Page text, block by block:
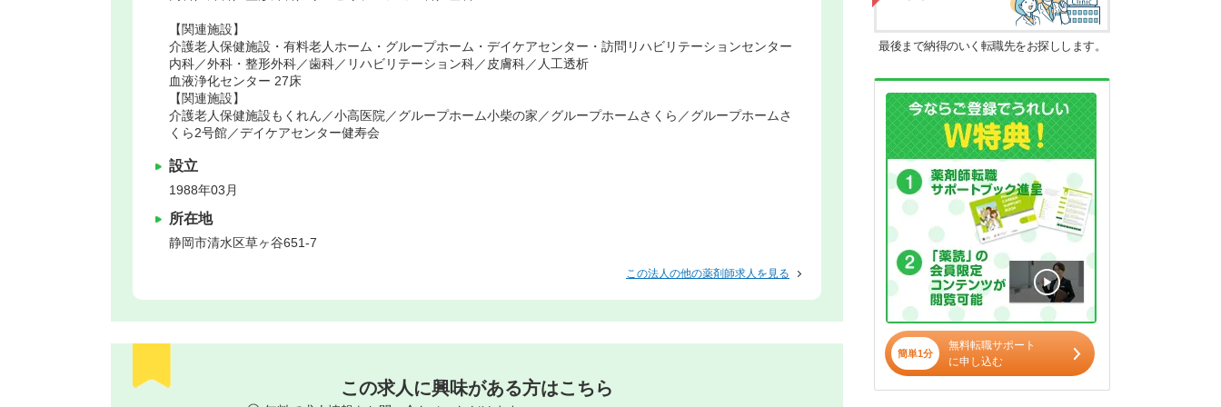
【関連施設】
介護老人保健施設・有料老人ホーム・グループホーム・デイケアセンター・訪問リハビリテーションセンター
内科／外科・整形外科／歯科／リハビリテーション科／皮膚科／人工透析
血液浄化センター 27床
【関連施設】
介護老人保健施設もくれん／小高医院／グループホーム小柴の家／グループホームさくら／グループホームさ
くら2号館／デイケアセンター健寿会
設立
1988年03月
所在地
静岡市清水区草ヶ谷651‐7
この法人の他の薬剤師求人を見る
この求人に興味がある方はこちら
最後まで納得のいく転職先をお探しします。
簡単1分
無料転職サポート
に申し込む